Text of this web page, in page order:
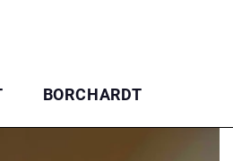
BORCHARDT